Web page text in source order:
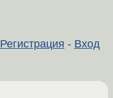
Регистрация - Вход